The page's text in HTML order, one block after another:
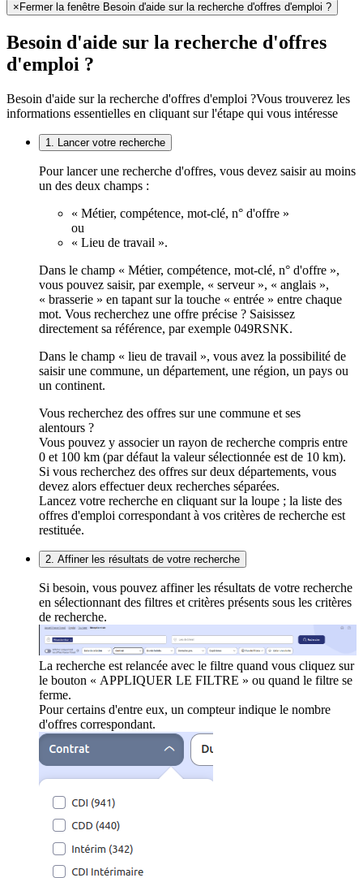
× Fermer la fenêtre Besoin d'aide sur la recherche d'offres d'emploi ?
Besoin d'aide sur la recherche d'offres
d'emploi ?
Besoin d'aide sur la recherche d'offres d'emploi ?Vous trouverez les
informations essentielles en cliquant sur l'étape qui vous intéresse
1. Lancer votre recherche
Pour lancer une recherche d'offres, vous devez saisir au moins
un des deux champs :
« Métier, compétence, mot-clé, n° d'offre »
ou
« Lieu de travail ».
Dans le champ « Métier, compétence, mot-clé, n° d'offre »,
vous pouvez saisir, par exemple, « serveur », « anglais »,
« brasserie » en tapant sur la touche « entrée » entre chaque
mot. Vous recherchez une offre précise ? Saisissez
directement sa référence, par exemple 049RSNK.
Dans le champ « lieu de travail », vous avez la possibilité de
saisir une commune, un département, une région, un pays ou
un continent.
Vous recherchez des offres sur une commune et ses
alentours ?
Vous pouvez y associer un rayon de recherche compris entre
0 et 100 km (par défaut la valeur sélectionnée est de 10 km).
Si vous recherchez des offres sur deux départements, vous
devez alors effectuer deux recherches séparées.
Lancez votre recherche en cliquant sur la loupe ; la liste des
offres d'emploi correspondant à vos critères de recherche est
restituée.
2. Affiner les résultats de votre recherche
Si besoin, vous pouvez affiner les résultats de votre recherche
en sélectionnant des filtres et critères présents sous les critères
de recherche.
La recherche est relancée avec le filtre quand vous cliquez sur
le bouton « APPLIQUER LE FILTRE » ou quand le filtre se
ferme.
Pour certains d'entre eux, un compteur indique le nombre
d'offres correspondant.